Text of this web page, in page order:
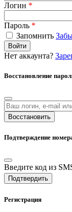
Логин *
Пароль *
Запомнить
Войти
Нет аккаунта?
Восстановление
Восстановить
Подтверждение
Введите код из
Подтвердить
Регистрация